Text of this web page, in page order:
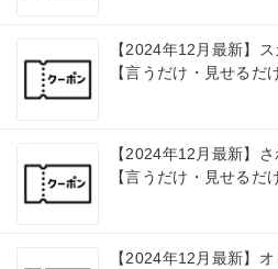
【2024年12月最新】
【言うだけ・見せるだ
【2024年12月最新】
【言うだけ・見せるだ
【2024年12月最新】